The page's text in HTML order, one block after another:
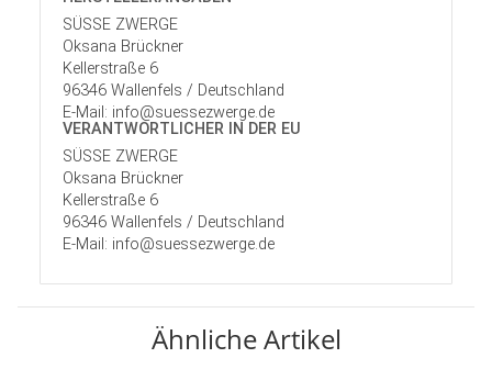
SÜSSE ZWERGE
Oksana Brückner
Kellerstraße 6
96346 Wallenfels / Deutschland
E-Mail: info@suessezwerge.de
VERANTWORT­LICHER IN DER EU
SÜSSE ZWERGE
Oksana Brückner
Kellerstraße 6
96346 Wallenfels / Deutschland
E-Mail: info@suessezwerge.de
Ähnliche Artikel